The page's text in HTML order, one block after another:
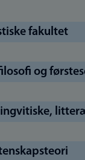
fakultet
og